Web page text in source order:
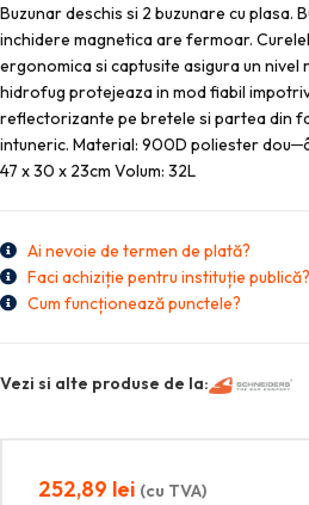
Buzunar deschis si 2 buzunare cu plasa.
inchidere magnetica are fermoar.
ergonomica si captusite asigura un
hidrofug protejeaza in mod fiabil
reflectorizante pe bretele si partea din
intuneric. Material: 900D poliester
47 x 30 x 23cm Volum: 32L
Ai nevoie de termen de plată?
Faci achiziție pentru instituție publică?
Cum funcționează punctele?
Vezi si alte produse de la:
252,89 lei (cu TVA)